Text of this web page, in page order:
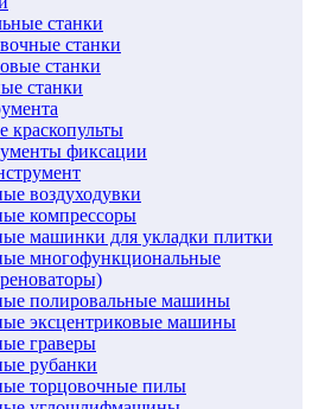
станки
станки
станки
станки
краскопульты
фиксации
воздуходувки
компрессоры
машинки для укладки плитки
многофункциональные
полировальные машины
эксцентриковые машины
граверы
рубанки
торцовочные пилы